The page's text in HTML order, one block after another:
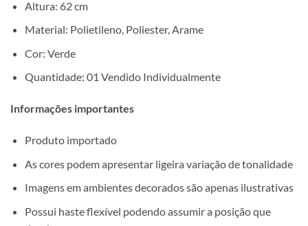
Altura: 62 cm
Material: Polietileno, Poliester, Arame
Cor: Verde
Quantidade: 01 Vendido Individualmente
Informações importantes
Produto importado
As cores podem apresentar ligeira variação de tonalidade
Imagens em ambientes decorados são apenas ilustrativas
Possui haste flexível podendo assumir a posição que